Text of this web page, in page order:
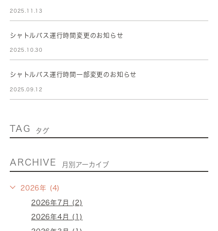
2025.11.13
シャトルバス運行時間変更のお知らせ
2025.10.30
シャトルバス運行時間一部変更のお知らせ
2025.09.12
TAG タグ
ARCHIVE 月別アーカイブ
2026年 (4)
2026年7月 (2)
2026年4月 (1)